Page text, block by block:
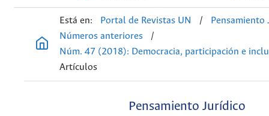
Está en: Portal de Revistas UN /
Pensamiento
Números anteriores
/
Núm. 47 (2018): Democracia, participación e
Artículos
Pensamiento Jurídico